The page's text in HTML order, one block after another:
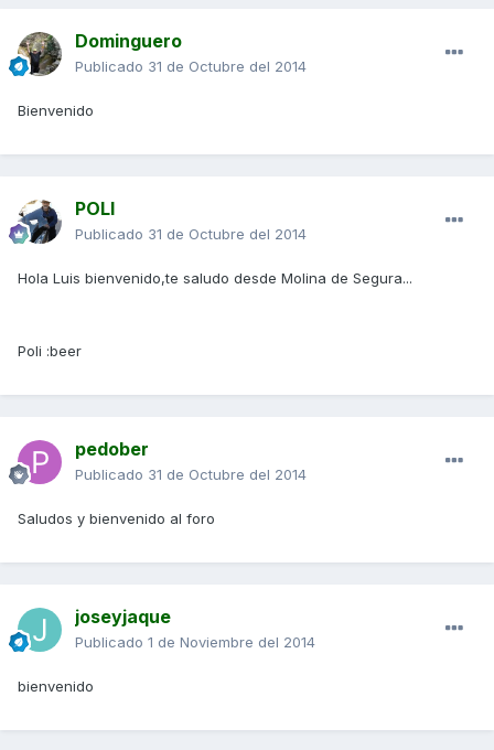
Dominguero
Publicado 31 de Octubre del 2014
Bienvenido
POLI
Publicado 31 de Octubre del 2014
Hola Luis bienvenido,te saludo desde Molina de Segura...
Poli :beer
pedober
Publicado 31 de Octubre del 2014
Saludos y bienvenido al foro
joseyjaque
Publicado 1 de Noviembre del 2014
bienvenido